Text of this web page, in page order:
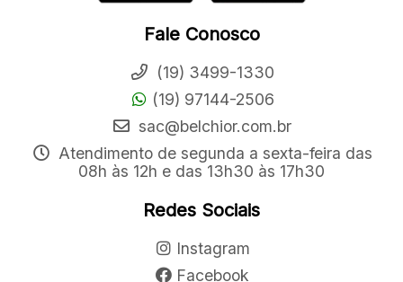
Fale Conosco
(19) 3499-1330
(19) 97144-2506
sac@belchior.com.br
Atendimento de segunda a sexta-feira das
08h às 12h e das 13h30 às 17h30
Redes Sociais
Instagram
Facebook